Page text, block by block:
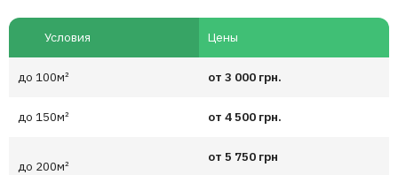
Условия Цены
до 100м² от 3 000 грн.
до 150м² от 4 500 грн.
до 200м²
от 5 750 грн